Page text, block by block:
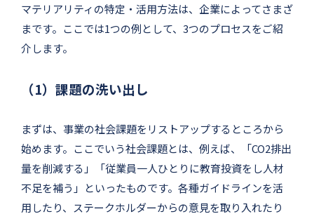
マテリアリティの特定・活用方法は、企業によってさまざ
まです。ここでは1つの例として、3つのプロセスをご紹
介します。
（1）課題の洗い出し
まずは、事業の社会課題をリストアップするところから
始めます。ここでいう社会課題とは、例えば、「CO2排出
量を削減する」「従業員一人ひとりに教育投資をし人材
不足を補う」といったものです。各種ガイドラインを活
用したり、ステークホルダーからの意見を取り入れたり